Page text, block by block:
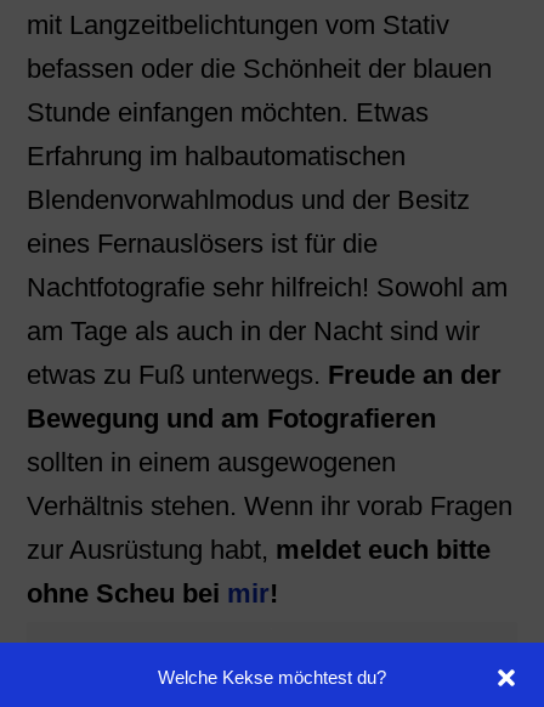
Welche Kekse möchtest du?
mit Langzeitbelichtungen vom Stativ
befassen oder die Schönheit der blauen
Stunde einfangen möchten. Etwas
Erfahrung im halbautomatischen
Blendenvorwahlmodus und der Besitz
eines Fernauslösers ist für die
Nachtfotografie sehr hilfreich! Sowohl am
am Tage als auch in der Nacht sind wir
etwas zu Fuß unterwegs. Freude an der
Bewegung und am Fotografieren
sollten in einem ausgewogenen
Verhältnis stehen. Wenn ihr vorab Fragen
zur Ausrüstung habt, meldet euch bitte
ohne Scheu bei mir!